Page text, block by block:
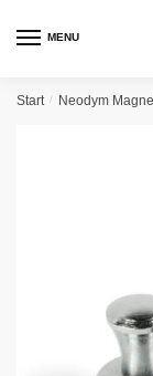
MENU
Start / Neodym